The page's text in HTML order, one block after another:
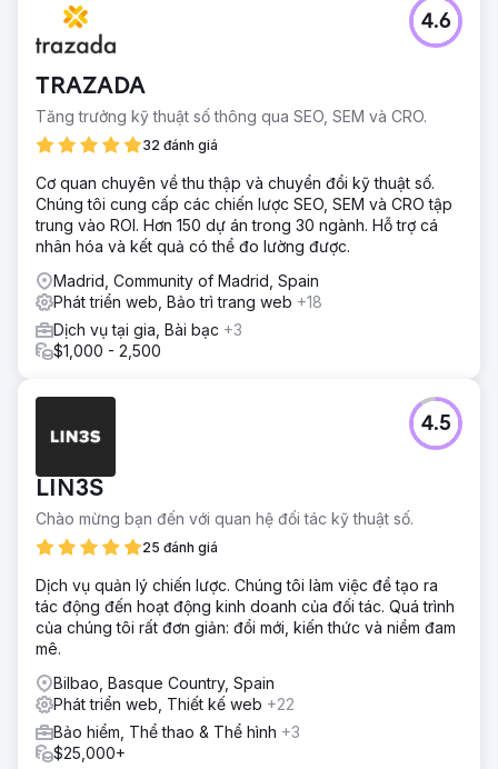
TRAZADA
Tăng trưởng kỹ thuật số thông qua SEO, SEM và CRO.
32 đánh giá
4.6
Cơ quan chuyên về thu thập và chuyển đổi kỹ thuật số.
Chúng tôi cung cấp các chiến lược SEO, SEM và CRO tập
trung vào ROI. Hơn 150 dự án trong 30 ngành. Hỗ trợ cá
nhân hóa và kết quả có thể đo lường được.
Madrid, Community of Madrid, Spain
Phát triển web, Bảo trì trang web +18
Dịch vụ tại gia, Bài bạc +3
$1,000 - 2,500
LIN3S
Chào mừng bạn đến với quan hệ đối tác kỹ thuật số.
25 đánh giá
4.5
Dịch vụ quản lý chiến lược. Chúng tôi làm việc để tạo ra
tác động đến hoạt động kinh doanh của đối tác. Quá trình
của chúng tôi rất đơn giản: đổi mới, kiến thức và niềm đam
mê.
Bilbao, Basque Country, Spain
Phát triển web, Thiết kế web +22
Bảo hiểm, Thể thao & Thể hình +3
$25,000+